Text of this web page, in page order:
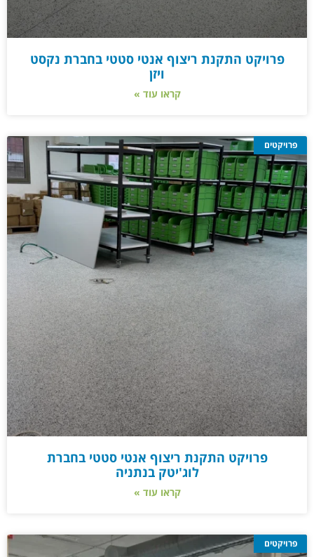
פרויקט התקנת ריצוף אנטי סטטי בחברת נקסט
ויזן
קראו עוד »
פרויקטים
פרויקט התקנת ריצוף אנטי סטטי בחברת
לוג'יטק בנתניה
קראו עוד »
פרויקטים